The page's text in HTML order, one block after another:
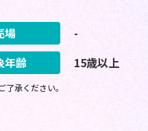
場
-
年齢
15歳以上
承ください。